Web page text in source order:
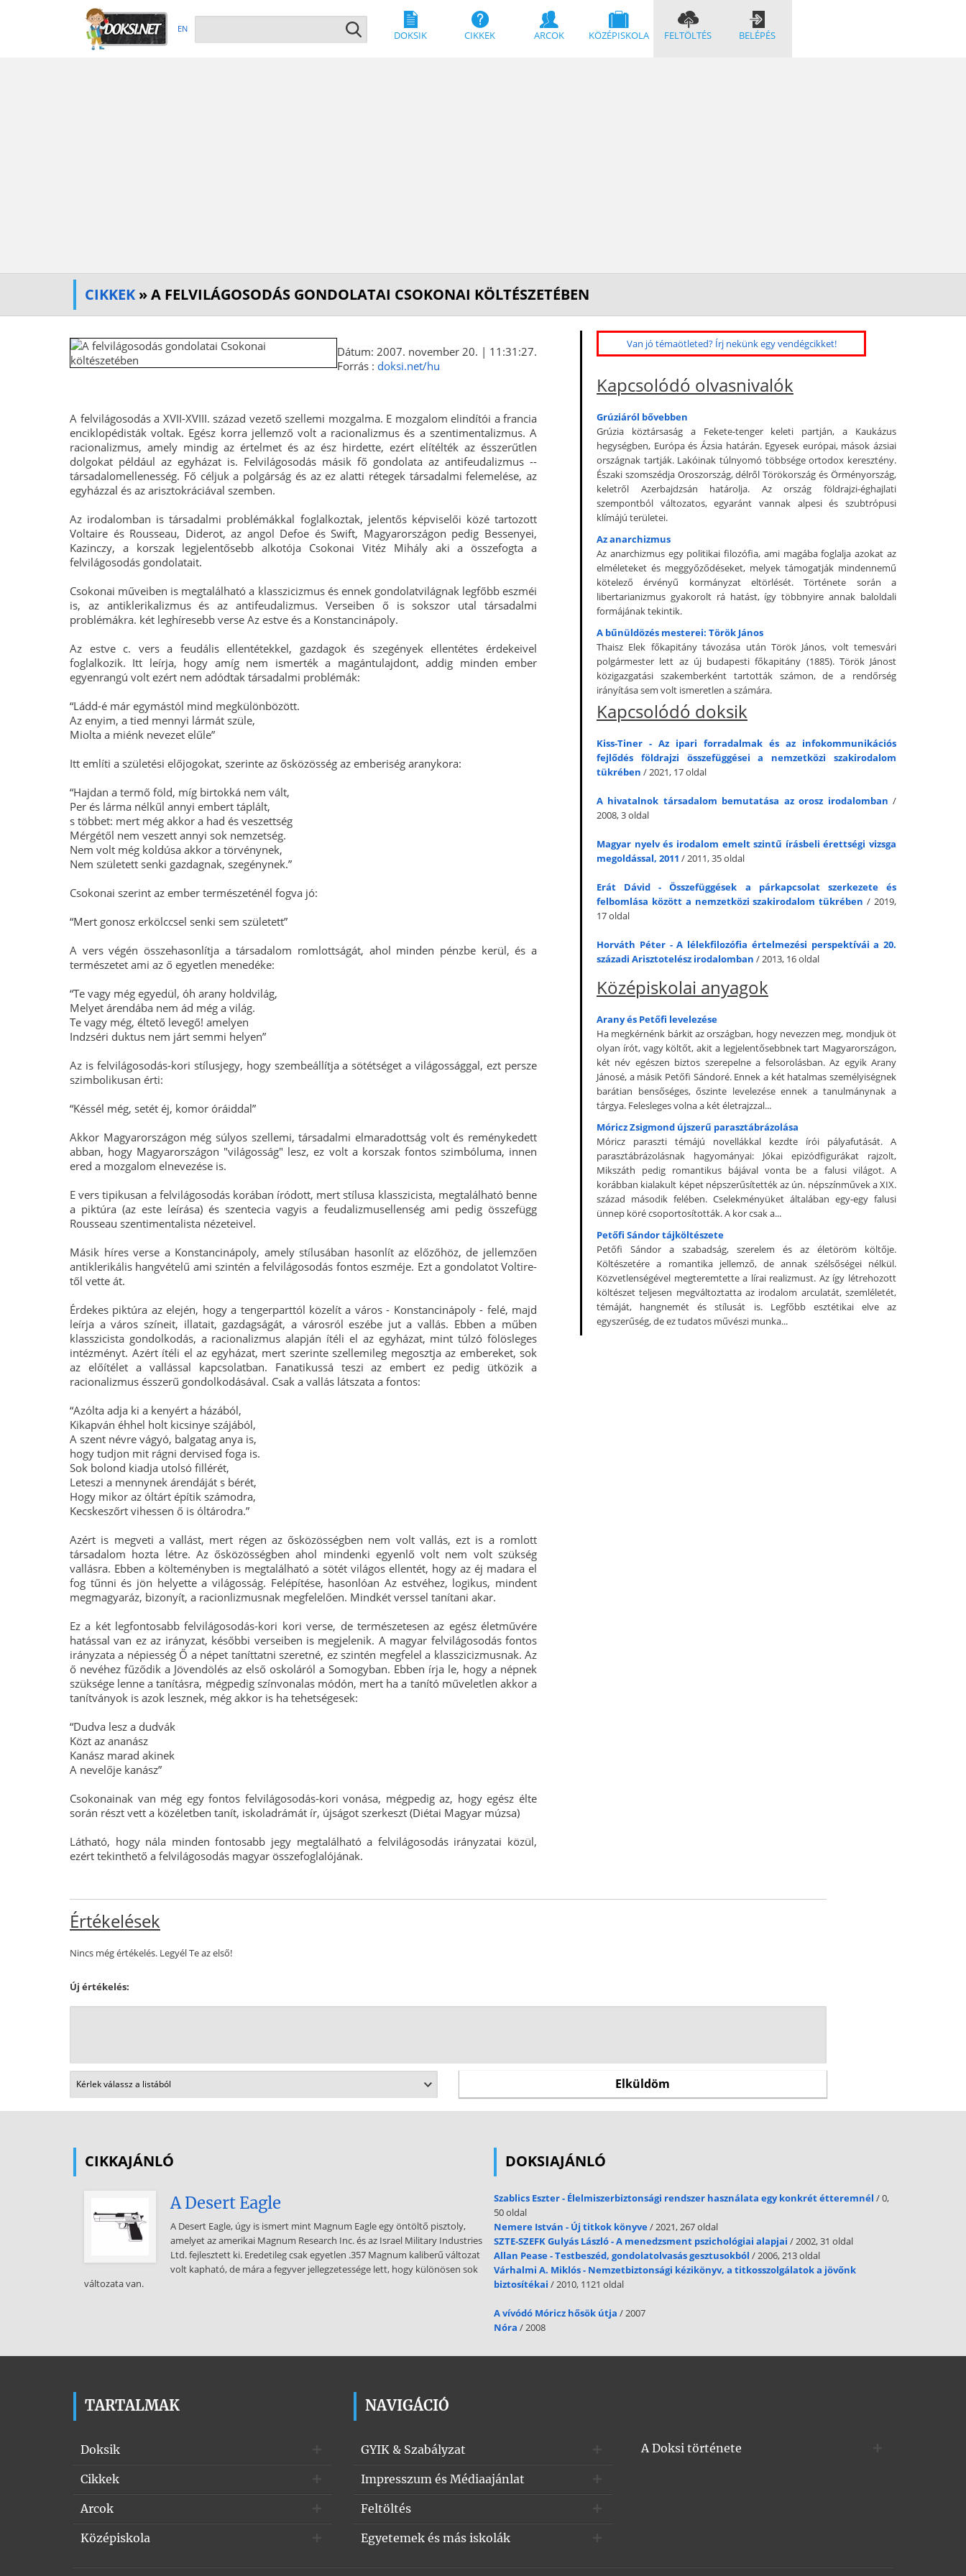
EN
DOKSIK CIKKEK ARCOK KÖZÉPISKOLA FELTÖLTÉS BELÉPÉS
CIKKEK » A FELVILÁGOSODÁS GONDOLATAI CSOKONAI KÖLTÉSZETÉBEN
Dátum: 2007. november 20. | 11:31:27.
Forrás : doksi.net/hu
A felvilágosodás a XVII-XVIII. század vezető szellemi mozgalma. E mozgalom elindítói a francia
enciklopédisták voltak. Egész korra jellemző volt a racionalizmus és a szentimentalizmus. A
racionalizmus, amely mindig az értelmet és az ész hirdette, ezért elítélték az ésszerűtlen
dolgokat például az egyházat is. Felvilágosodás másik fő gondolata az antifeudalizmus --
társadalomellenesség. Fő céljuk a polgárság és az ez alatti rétegek társadalmi felemelése, az
egyházzal és az arisztokráciával szemben.
Az irodalomban is társadalmi problémákkal foglalkoztak, jelentős képviselői közé tartozott
Voltaire és Rousseau, Diderot, az angol Defoe és Swift, Magyarországon pedig Bessenyei,
Kazinczy, a korszak legjelentősebb alkotója Csokonai Vitéz Mihály aki a összefogta a
felvilágosodás gondolatait.
Csokonai műveiben is megtalálható a klasszicizmus és ennek gondolatvilágnak legfőbb eszméi
is, az antiklerikalizmus és az antifeudalizmus. Verseiben ő is sokszor utal társadalmi
problémákra. két leghíresebb verse Az estve és a Konstancinápoly.
Az estve c. vers a feudális ellentétekkel, gazdagok és szegények ellentétes érdekeivel
foglalkozik. Itt leírja, hogy amíg nem ismerték a magántulajdont, addig minden ember
egyenrangú volt ezért nem adódtak társadalmi problémák:
“Ládd-é már egymástól mind megkülönbözött.
Az enyim, a tied mennyi lármát szüle,
Miolta a miénk nevezet elűle”
Itt említi a születési előjogokat, szerinte az ősközösség az emberiség aranykora:
“Hajdan a termő föld, míg birtokká nem vált,
Per és lárma nélkűl annyi embert táplált,
s többet: mert még akkor a had és veszettség
Mérgétől nem veszett annyi sok nemzetség.
Nem volt még koldúsa akkor a törvénynek,
Nem született senki gazdagnak, szegénynek.”
Csokonai szerint az ember természeténél fogva jó:
“Mert gonosz erkölccsel senki sem született”
A vers végén összehasonlítja a társadalom romlottságát, ahol minden pénzbe kerül, és a
természetet ami az ő egyetlen menedéke:
“Te vagy még egyedül, óh arany holdvilág,
Melyet árendába nem ád még a világ.
Te vagy még, éltető levegő! amelyen
Indzséri duktus nem járt semmi helyen”
Az is felvilágosodás-kori stílusjegy, hogy szembeállítja a sötétséget a világossággal, ezt persze
szimbolikusan érti:
“Késsél még, setét éj, komor óráiddal”
Akkor Magyarországon még súlyos szellemi, társadalmi elmaradottság volt és reménykedett
abban, hogy Magyarországon "világosság" lesz, ez volt a korszak fontos szimbóluma, innen
ered a mozgalom elnevezése is.
E vers tipikusan a felvilágosodás korában íródott, mert stílusa klasszicista, megtalálható benne
a piktúra (az este leírása) és szentecia vagyis a feudalizmusellenség ami pedig összefügg
Rousseau szentimentalista nézeteivel.
Másik híres verse a Konstancinápoly, amely stílusában hasonlít az előzőhöz, de jellemzően
antiklerikális hangvételű ami szintén a felvilágosodás fontos eszméje. Ezt a gondolatot Voltire-
től vette át.
Érdekes piktúra az elején, hogy a tengerparttól közelít a város - Konstancinápoly - felé, majd
leírja a város színeit, illatait, gazdagságát, a városról eszébe jut a vallás. Ebben a műben
klasszicista gondolkodás, a racionalizmus alapján ítéli el az egyházat, mint túlzó fölösleges
intézményt. Azért ítéli el az egyházat, mert szerinte szellemileg megosztja az embereket, sok
az előítélet a vallással kapcsolatban. Fanatikussá teszi az embert ez pedig ütközik a
racionalizmus ésszerű gondolkodásával. Csak a vallás látszata a fontos:
“Azólta adja ki a kenyért a házából,
Kikapván éhhel holt kicsinye szájából,
A szent névre vágyó, balgatag anya is,
hogy tudjon mit rágni dervised foga is.
Sok bolond kiadja utolsó fillérét,
Leteszi a mennynek árendáját s bérét,
Hogy mikor az óltárt építik számodra,
Kecskeszőrt vihessen ő is óltárodra.”
Azért is megveti a vallást, mert régen az ősközösségben nem volt vallás, ezt is a romlott
társadalom hozta létre. Az ősközösségben ahol mindenki egyenlő volt nem volt szükség
vallásra. Ebben a költeményben is megtalálható a sötét világos ellentét, hogy az éj madara el
fog tűnni és jön helyette a világosság. Felépítése, hasonlóan Az estvéhez, logikus, mindent
megmagyaráz, bizonyít, a racionlizmusnak megfelelően. Mindkét verssel tanítani akar.
Ez a két legfontosabb felvilágosodás-kori kori verse, de természetesen az egész életművére
hatással van ez az irányzat, későbbi verseiben is megjelenik. A magyar felvilágosodás fontos
irányzata a népiesség Ő a népet taníttatni szeretné, ez szintén megfelel a klasszicizmusnak. Az
ő nevéhez fűződik a Jövendölés az első oskoláról a Somogyban. Ebben írja le, hogy a népnek
szüksége lenne a tanításra, mégpedig színvonalas módón, mert ha a tanító műveletlen akkor a
tanítványok is azok lesznek, még akkor is ha tehetségesek:
“Dudva lesz a dudvák
Közt az ananász
Kanász marad akinek
A nevelője kanász”
Csokonainak van még egy fontos felvilágosodás-kori vonása, mégpedig az, hogy egész élte
során részt vett a közéletben tanít, iskoladrámát ír, újságot szerkeszt (Diétai Magyar múzsa)
Látható, hogy nála minden fontosabb jegy megtalálható a felvilágosodás irányzatai közül,
ezért tekinthető a felvilágosodás magyar összefoglalójának.
Van jó témaötleted? Írj nekünk egy vendégcikket!
Kapcsolódó olvasnivalók
Grúziáról bővebben
Grúzia köztársaság a Fekete-tenger keleti partján, a Kaukázus
hegységben, Európa és Ázsia határán. Egyesek európai, mások ázsiai
országnak tartják. Lakóinak túlnyomó többsége ortodox keresztény.
Északi szomszédja Oroszország, délről Törökország és Örményország,
keletről Azerbajdzsán határolja. Az ország földrajzi-éghajlati
szempontból változatos, egyaránt vannak alpesi és szubtrópusi
klímájú területei.
Az anarchizmus
Az anarchizmus egy politikai filozófia, ami magába foglalja azokat az
elméleteket és meggyőződéseket, melyek támogatják mindennemű
kötelező érvényű kormányzat eltörlését. Története során a
libertarianizmus gyakorolt rá hatást, így többnyire annak baloldali
formájának tekintik.
A bűnüldözés mesterei: Török János
Thaisz Elek főkapitány távozása után Török János, volt temesvári
polgármester lett az új budapesti főkapitány (1885). Török Jánost
közigazgatási szakemberként tartották számon, de a rendőrség
irányítása sem volt ismeretlen a számára.
Kapcsolódó doksik
Kiss-Tiner - Az ipari forradalmak és az infokommunikációs
fejlődés földrajzi összefüggései a nemzetközi szakirodalom
tükrében / 2021, 17 oldal
A hivatalnok társadalom bemutatása az orosz irodalomban /
2008, 3 oldal
Magyar nyelv és irodalom emelt szintű írásbeli érettségi vizsga
megoldással, 2011 / 2011, 35 oldal
Erát Dávid - Összefüggések a párkapcsolat szerkezete és
felbomlása között a nemzetközi szakirodalom tükrében / 2019,
17 oldal
Horváth Péter - A lélekfilozófia értelmezési perspektívái a 20.
századi Arisztotelész irodalomban / 2013, 16 oldal
Középiskolai anyagok
Arany és Petőfi levelezése
Ha megkérnénk bárkit az országban, hogy nevezzen meg, mondjuk öt
olyan írót, vagy költőt, akit a legjelentősebbnek tart Magyarországon,
két név egészen biztos szerepelne a felsorolásban. Az egyik Arany
Jánosé, a másik Petőfi Sándoré. Ennek a két hatalmas személyiségnek
barátian bensőséges, őszinte levelezése ennek a tanulmánynak a
tárgya. Felesleges volna a két életrajzzal...
Móricz Zsigmond újszerű parasztábrázolása
Móricz paraszti témájú novellákkal kezdte írói pályafutását. A
parasztábrázolásnak hagyományai: Jókai epizódfigurákat rajzolt,
Mikszáth pedig romantikus bájával vonta be a falusi világot. A
korábban kialakult képet népszerűsítették az ún. népszínművek a XIX.
század második felében. Cselekményüket általában egy-egy falusi
ünnep köré csoportosították. A kor csak a...
Petőfi Sándor tájköltészete
Petőfi Sándor a szabadság, szerelem és az életöröm költője.
Költészetére a romantika jellemző, de annak szélsőségei nélkül.
Közvetlenségével megteremtette a lírai realizmust. Az így létrehozott
költészet teljesen megváltoztatta az irodalom arculatát, szemléletét,
témáját, hangnemét és stílusát is. Legfőbb esztétikai elve az
egyszerűség, de ez tudatos művészi munka...
Értékelések
Nincs még értékelés. Legyél Te az első!
Új értékelés:
CIKKAJÁNLÓ
A Desert Eagle
A Desert Eagle, úgy is ismert mint Magnum Eagle egy öntöltő pisztoly,
amelyet az amerikai Magnum Research Inc. és az Israel Military Industries
Ltd. fejlesztett ki. Eredetileg csak egyetlen .357 Magnum kaliberű változat
volt kapható, de mára a fegyver jellegzetessége lett, hogy különösen sok
változata van.
DOKSIAJÁNLÓ
Szablics Eszter - Élelmiszerbiztonsági rendszer használata egy konkrét étteremnél / 0,
50 oldal
Nemere István - Új titkok könyve/ 2021, 267 oldal
SZTE-SZEFK Gulyás László - A menedzsment pszichológiai alapjai / 2002, 31 oldal
Allan Pease - Testbeszéd, gondolatolvasás gesztusokból / 2006, 213 oldal
Várhalmi A. Miklós - Nemzetbiztonsági kézikönyv, a titkosszolgálatok a jövőnk
biztosítékai / 2010, 1121 oldal
A vívódó Móricz hősök útja / 2007
Nóra / 2008
TARTALMAK
Doksik
Cikkek
Arcok
Középiskola
NAVIGÁCIÓ
GYIK & Szabályzat
Impresszum és Médiaajánlat
Feltöltés
Egyetemek és más iskolák
A Doksi története